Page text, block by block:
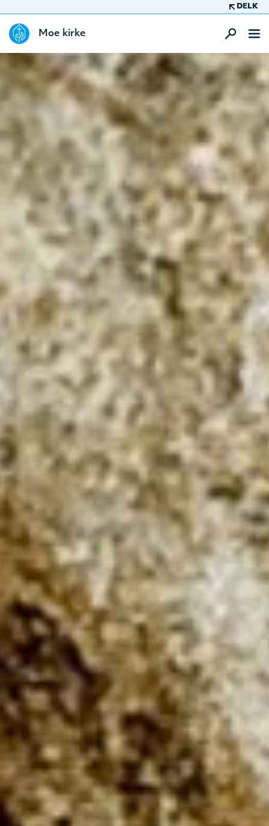
DELK
Moe kirke